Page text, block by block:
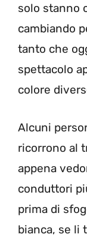
solo stanno
cambiando
tanto che
spettacolo
colore
Alcuni
ricorrono al
appena
conduttori
prima di
bianca, se li